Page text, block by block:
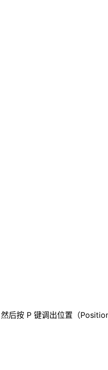
后按 P 键调出位置（